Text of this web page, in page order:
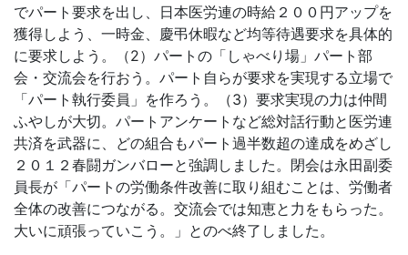
でパート要求を出し、日本医労連の時給２００円アップを
獲得しよう、一時金、慶弔休暇など均等待遇要求を具体的
に要求しよう。（2）パートの「しゃべり場」パート部
会・交流会を行おう。パート自らが要求を実現する立場で
「パート執行委員」を作ろう。（3）要求実現の力は仲間
ふやしが大切。パートアンケートなど総対話行動と医労連
共済を武器に、どの組合もパート過半数超の達成をめざし
２０１２春闘ガンバローと強調しました。閉会は永田副委
員長が「パートの労働条件改善に取り組むことは、労働者
全体の改善につながる。交流会では知恵と力をもらった。
大いに頑張っていこう。」とのべ終了しました。